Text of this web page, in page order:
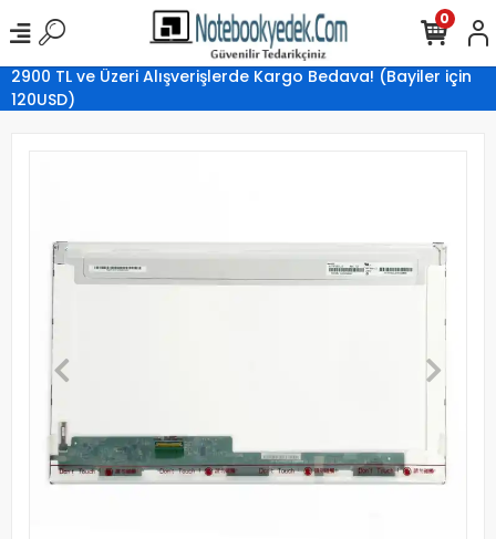
2900 TL ve Üzeri Alışverişlerde Kargo Bedava! (Bayiler için
120USD)
0